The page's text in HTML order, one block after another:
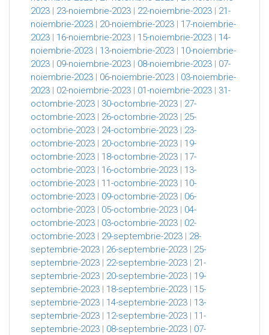
2023 | 23-noiembrie-2023 | 22-noiembrie-2023 | 21-
noiembrie-2023 | 20-noiembrie-2023 | 17-noiembrie-
2023 | 16-noiembrie-2023 | 15-noiembrie-2023 | 14-
noiembrie-2023 | 13-noiembrie-2023 | 10-noiembrie-
2023 | 09-noiembrie-2023 | 08-noiembrie-2023 | 07-
noiembrie-2023 | 06-noiembrie-2023 | 03-noiembrie-
2023 | 02-noiembrie-2023 | 01-noiembrie-2023 | 31-
octombrie-2023 | 30-octombrie-2023 | 27-
octombrie-2023 | 26-octombrie-2023 | 25-
octombrie-2023 | 24-octombrie-2023 | 23-
octombrie-2023 | 20-octombrie-2023 | 19-
octombrie-2023 | 18-octombrie-2023 | 17-
octombrie-2023 | 16-octombrie-2023 | 13-
octombrie-2023 | 11-octombrie-2023 | 10-
octombrie-2023 | 09-octombrie-2023 | 06-
octombrie-2023 | 05-octombrie-2023 | 04-
octombrie-2023 | 03-octombrie-2023 | 02-
octombrie-2023 | 29-septembrie-2023 | 28-
septembrie-2023 | 26-septembrie-2023 | 25-
septembrie-2023 | 22-septembrie-2023 | 21-
septembrie-2023 | 20-septembrie-2023 | 19-
septembrie-2023 | 18-septembrie-2023 | 15-
septembrie-2023 | 14-septembrie-2023 | 13-
septembrie-2023 | 12-septembrie-2023 | 11-
septembrie-2023 | 08-septembrie-2023 | 07-